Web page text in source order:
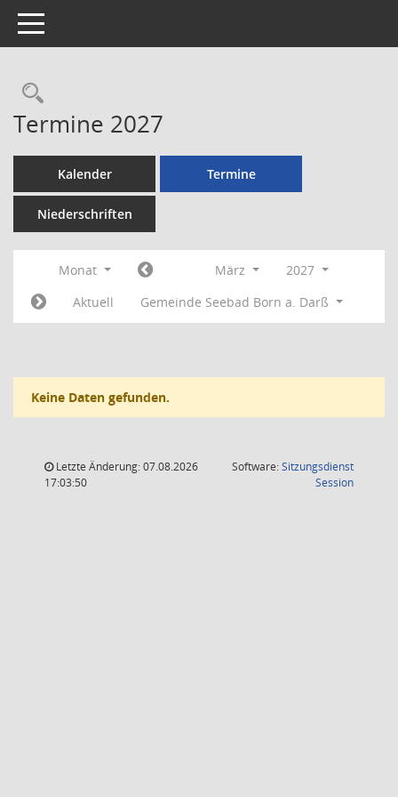
Toggle navigation
Rechercheauswahl
Termine 2027
Kalender Termine
Niederschriften
Monat März
2027
Aktuell
Gemeinde Seebad Born a. Darß
Keine Daten gefunden.
Letzte Änderung: 07.08.2026
17:03:50
Software:Sitzungsdienst
Session(Wird in